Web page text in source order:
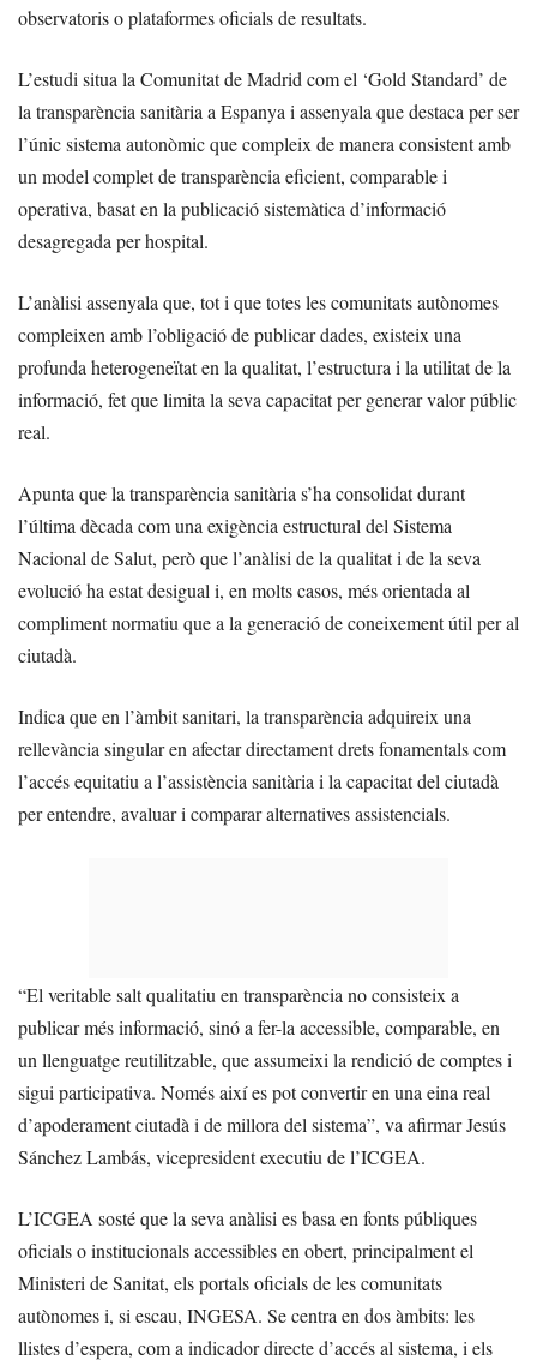
observatoris o plataformes oficials de resultats.
L’estudi situa la Comunitat de Madrid com el ‘Gold Standard’ de
la transparència sanitària a Espanya i assenyala que destaca per ser
l’únic sistema autonòmic que compleix de manera consistent amb
un model complet de transparència eficient, comparable i
operativa, basat en la publicació sistemàtica d’informació
desagregada per hospital.
L’anàlisi assenyala que, tot i que totes les comunitats autònomes
compleixen amb l’obligació de publicar dades, existeix una
profunda heterogeneïtat en la qualitat, l’estructura i la utilitat de la
informació, fet que limita la seva capacitat per generar valor públic
real.
Apunta que la transparència sanitària s’ha consolidat durant
l’última dècada com una exigència estructural del Sistema
Nacional de Salut, però que l’anàlisi de la qualitat i de la seva
evolució ha estat desigual i, en molts casos, més orientada al
compliment normatiu que a la generació de coneixement útil per al
ciutadà.
Indica que en l’àmbit sanitari, la transparència adquireix una
rellevància singular en afectar directament drets fonamentals com
l’accés equitatiu a l’assistència sanitària i la capacitat del ciutadà
per entendre, avaluar i comparar alternatives assistencials.
“El veritable salt qualitatiu en transparència no consisteix a
publicar més informació, sinó a fer-la accessible, comparable, en
un llenguatge reutilitzable, que assumeixi la rendició de comptes i
sigui participativa. Només així es pot convertir en una eina real
d’apoderament ciutadà i de millora del sistema”, va afirmar Jesús
Sánchez Lambás, vicepresident executiu de l’ICGEA.
L’ICGEA sosté que la seva anàlisi es basa en fonts públiques
oficials o institucionals accessibles en obert, principalment el
Ministeri de Sanitat, els portals oficials de les comunitats
autònomes i, si escau, INGESA. Se centra en dos àmbits: les
llistes d’espera, com a indicador directe d’accés al sistema, i els